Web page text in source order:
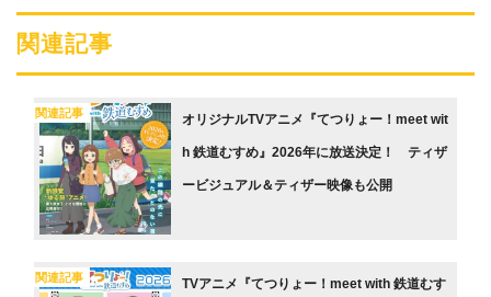
関連記事
関連記事 オリジナルTVアニメ『てつりょー！meet wit
h 鉄道むすめ』2026年に放送決定！ ティザ
ービジュアル＆ティザー映像も公開
関連記事 TVアニメ『てつりょー！meet with 鉄道むす